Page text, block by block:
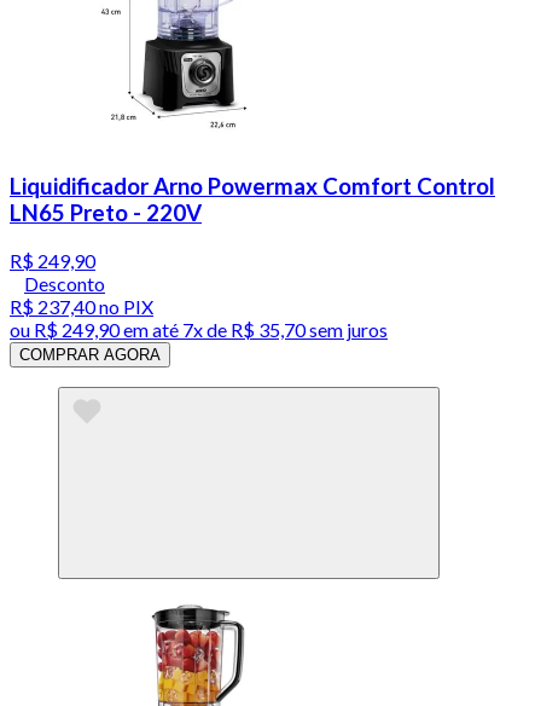
Liquidificador Arno Powermax Comfort Control
LN65 Preto - 220V
R$ 249,90
Desconto
R$ 237,40no PIX
ou R$ 249,90em até 7x de R$ 35,70 sem juros
COMPRAR AGORA